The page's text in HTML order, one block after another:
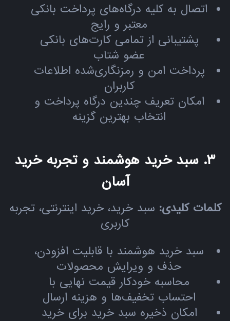
اتصال به کلیه درگاه‌های پرداخت بانکی
معتبر و رایج
پشتیبانی از تمامی کارت‌های بانکی
عضو شتاب
پرداخت امن و رمزنگاری‌شده اطلاعات
کاربران
امکان تعریف چندین درگاه پرداخت و
انتخاب بهترین گزینه
۳. سبد خرید هوشمند و تجربه خرید
آسان
کلمات کلیدی: سبد خرید، خرید اینترنتی، تجربه
کاربری
سبد خرید هوشمند با قابلیت افزودن،
حذف و ویرایش محصولات
محاسبه خودکار قیمت نهایی با
احتساب تخفیف‌ها و هزینه ارسال
امکان ذخیره سبد خرید برای خرید